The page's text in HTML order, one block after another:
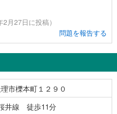
月27日に投稿）
問題を報告する
市櫟本町１２９０
井線 徒歩11分